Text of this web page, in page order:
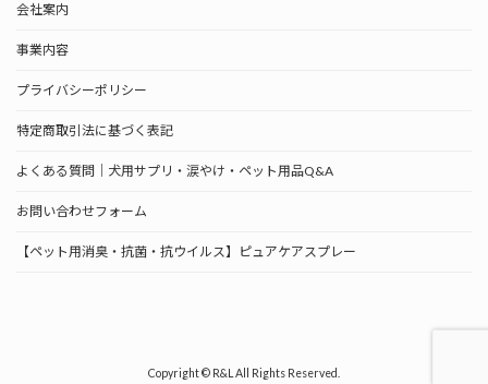
会社案内
事業内容
プライバシーポリシー
特定商取引法に基づく表記
よくある質問｜犬用サプリ・涙やけ・ペット用品Q&A
お問い合わせフォーム
【ペット用消臭・抗菌・抗ウイルス】ピュアケアスプレー
Copyright © R&L All Rights Reserved.